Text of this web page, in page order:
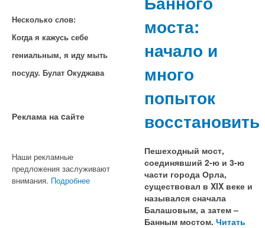
Несколько слов:
Когда я кажусь себе
гениальным, я иду мыть
посуду. Булат Окуджава
Реклама на cайте
Наши рекламные
предложения заслуживают
внимания. Подробнее
моста:
начало и
много
попыток
восстановить
Пешеходный мост,
соединявший 2-ю и 3-ю
части города Орла,
существовал в XIX веке и
назывался сначала
Балашовым, а затем –
Банным мостом. Читать